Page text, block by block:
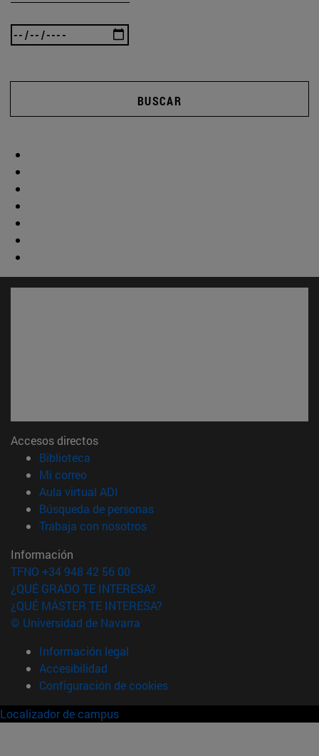
BUSCAR
Accesos directos
Biblioteca
Mi correo(abre en nueva ventana)
Aula virtual ADI
Búsqueda de personas(abre en nueva ventana)
Trabaja con nosotros(abre en nueva ventana)
Información
TFNO +34 948 42 56 00
¿QUÉ GRADO TE INTERESA?
¿QUÉ MÁSTER TE INTERESA?
© Universidad de Navarra
Información legal
Accesibilidad
Configuración de cookies
Localizador de campus